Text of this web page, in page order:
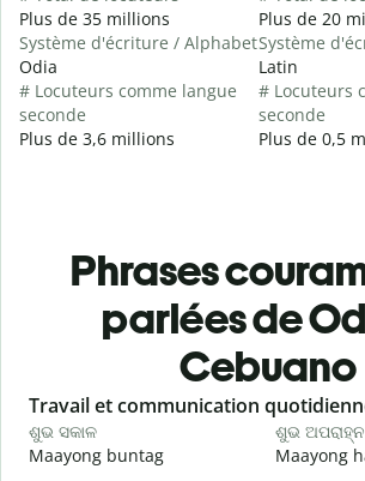
Plus de 35 millions
Système d'écriture / Alphabet
Odia
# Locuteurs comme langue
seconde
Plus de 3,6 millions
Plus de 20
Système
Latin
# Locuteurs
seconde
Plus de 0,5
Phrases
parlées de
Cebuano
Slide 1 of 6
Travail et communication
ଶୁଭ ସକାଳ
Maayong buntag
ଶୁଭ
Maayong